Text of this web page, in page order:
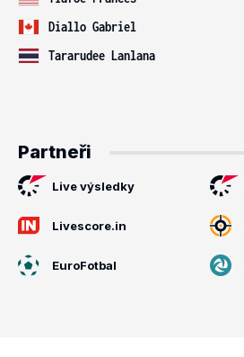
Diallo Gabriel
Tararudee Lanlana
Partneři
Live výsledky
Livescore.in
EuroFotbal